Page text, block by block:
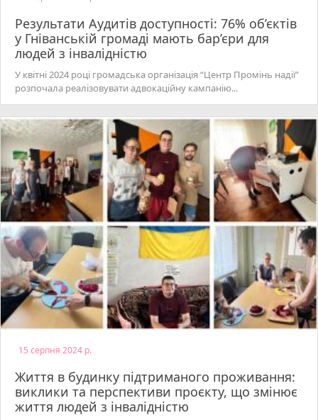
Результати Аудитів доступності: 76% об’єктів
у Гніванській громаді мають бар’єри для
людей з інвалідністю
У квітні 2024 році громадська організація “Центр Промінь надії”
розпочала реалізовувати адвокаційну кампанію...
15 серпня 2024 р.
Життя в будинку підтриманого проживання:
виклики та перспективи проєкту, що змінює
життя людей з інвалідністю